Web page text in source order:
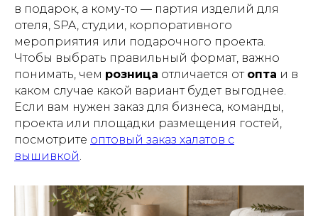
в подарок, а кому-то — партия изделий для
отеля, SPA, студии, корпоративного
мероприятия или подарочного проекта.
Чтобы выбрать правильный формат, важно
понимать, чем розница отличается от опта и в
каком случае какой вариант будет выгоднее.
Если вам нужен заказ для бизнеса, команды,
проекта или площадки размещения гостей,
посмотрите оптовый заказ халатов с
вышивкой.